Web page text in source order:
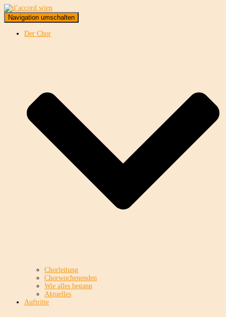
Navigation umschalten
Der Chor
Chorleitung
Chorwochenenden
Wie alles begann
Aktuelles
Auftritte